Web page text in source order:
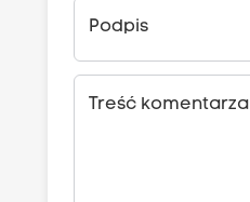
Podpis
Treść komentarza